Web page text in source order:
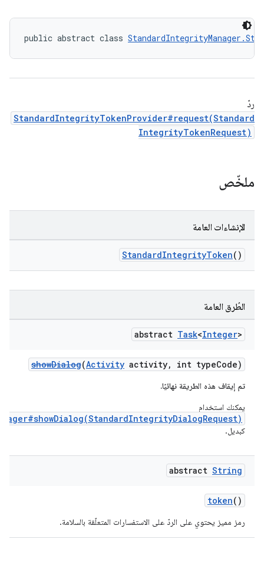
public abstract class
ردّ
StandardIntegrityTokenProvider#request(Standard
IntegrityTokenRequest)
ملخّص
الإنشاءات العامة
StandardIntegrityToken()
الطُرق العامة
abstract Task<Integer>
showDialog(Activity activity, int typeCode)
تم إيقاف هذه الطريقة نهائيًا.
يمكنك استخدام
كبديل.
abstract String
token()
رمز مميز يحتوي على الردّ على الاستفسارات المتعلّقة بالسلامة.